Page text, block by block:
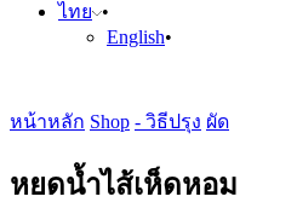
ไทย
English
หน้าหลัก Shop - วิธีปรุง ผัด
หยดน้ำไส้เห็ดหอม